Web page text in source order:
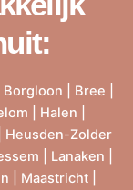
Borgloon Bree
Halen
Heusden-Zolder
Lanaken
Maastricht